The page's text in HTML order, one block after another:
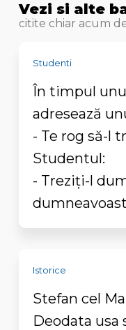
Vezi si alte
citite chiar acum
Studenti
În timpul
adresează
- Te rog să-l
Studentul:
- Treziți-l
Istorice
Stefan cel
Deodata usa